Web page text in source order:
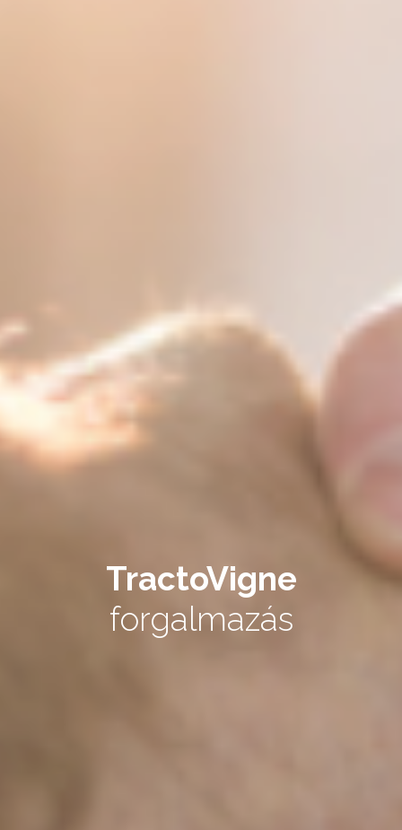
TractoVigne
forgalmazás